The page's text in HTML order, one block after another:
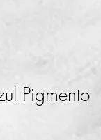
Pigmento